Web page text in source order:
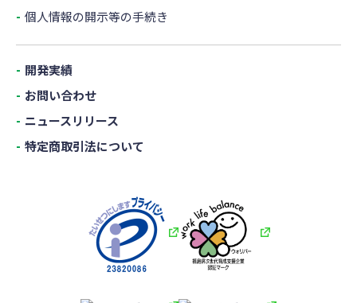
個人情報の開示等の手続き
開発実績
お問い合わせ
ニュースリリース
特定商取引法について